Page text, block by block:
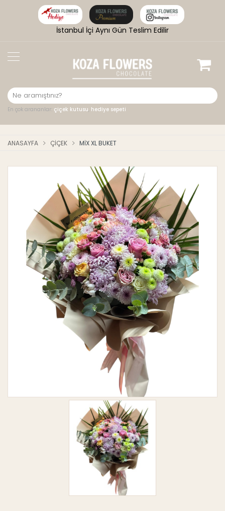
İstanbul İçi Aynı Gün Teslim Edilir
En çok arananlar: çiçek kutusu hediye sepeti
ANASAYFA ÇIÇEK MIX XL BUKET